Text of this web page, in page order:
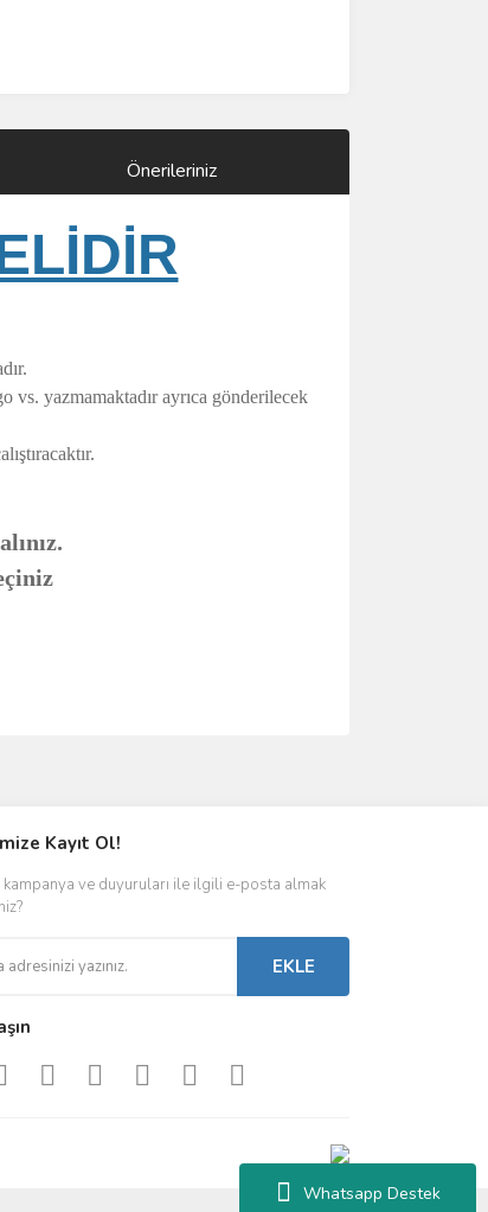
Whatsapp Destek
Önerileriniz
vs. yazmamaktadır ayrıca gönderilecek
Kayıt Ol!
kampanya ve duyuruları ile ilgili e-posta almak
EKLE